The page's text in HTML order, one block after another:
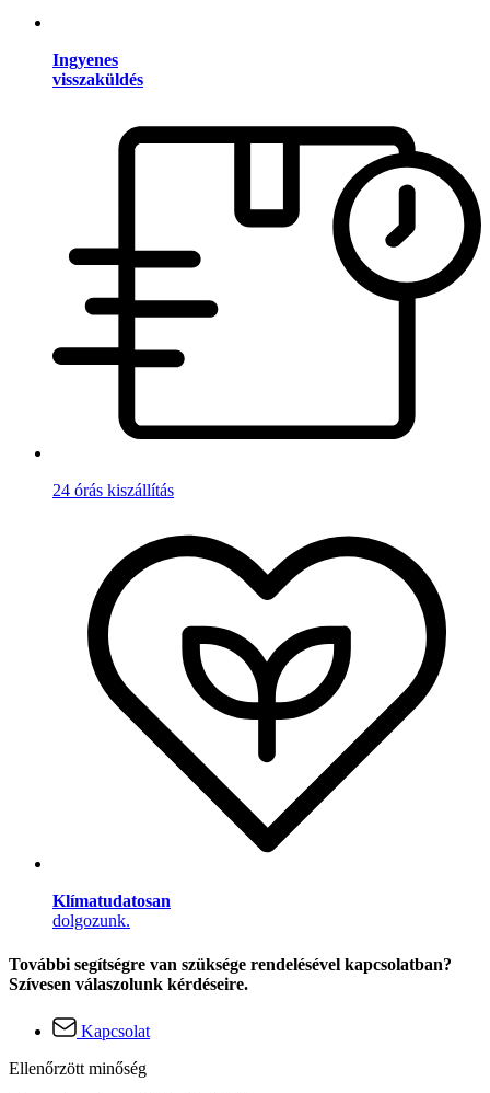
Ingyenes
visszaküldés
24 órás kiszállítás
Klímatudatosan
dolgozunk.
További segítségre van szüksége rendelésével kapcsolatban?
Szívesen válaszolunk kérdéseire.
Kapcsolat
Ellenőrzött minőség